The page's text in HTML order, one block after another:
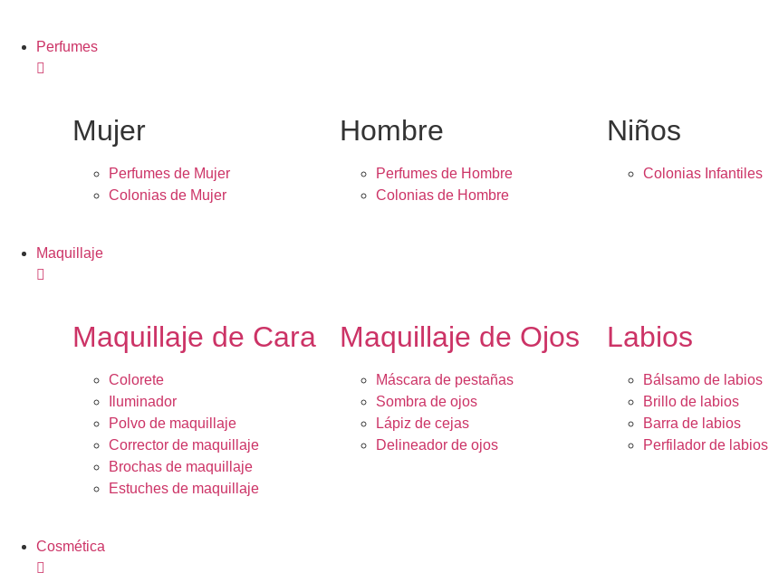
Perfumes
Mujer
Perfumes de Mujer
Colonias de Mujer
Hombre
Perfumes de Hombre
Colonias de Hombre
Niños
Colonias Infantiles
Maquillaje
Maquillaje de Cara
Colorete
Iluminador
Polvo de maquillaje
Corrector de maquillaje
Brochas de maquillaje
Estuches de maquillaje
Maquillaje de Ojos
Máscara de pestañas
Sombra de ojos
Lápiz de cejas
Delineador de ojos
Labios
Bálsamo de labios
Brillo de labios
Barra de labios
Perfilador de labios
Cosmética